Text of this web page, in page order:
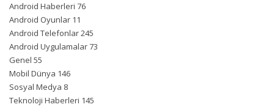
Android Haberleri 76
Android Oyunlar 11
Android Telefonlar245
Android Uygulamalar73
Genel 55
Mobil Dünya 146
Sosyal Medya 8
Teknoloji Haberleri 145